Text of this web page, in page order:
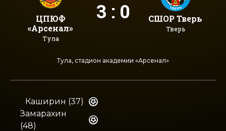
ЦПЮФ
«Арсенал»
Тула
3 : 0 СШОР Тверь
Тверь
Тула, стадион академии «Арсенал»
Каширин (37)
Замарахин
(48)